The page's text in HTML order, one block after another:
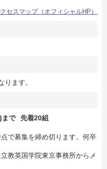
セスマップ（オフィシャルHP）
ります。
まで 先着20組
で募集を締め切ります。何卒
教英国学院東京事務所からメ